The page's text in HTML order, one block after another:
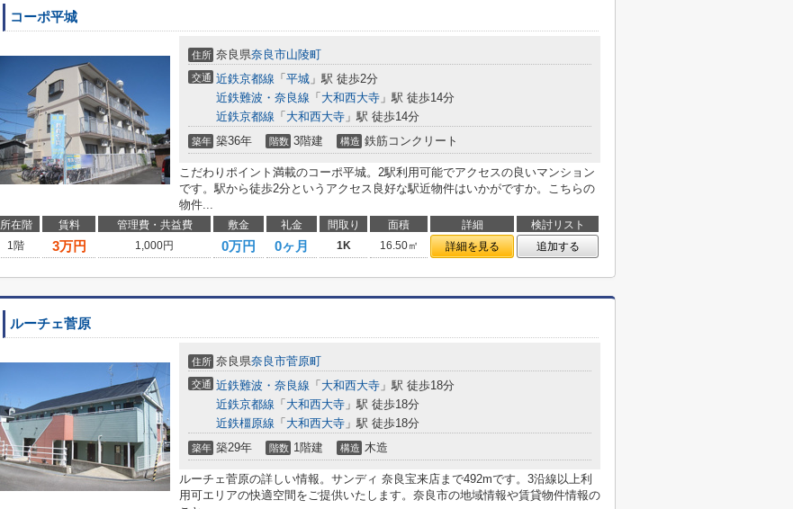
コーポ平城
住所 奈良県奈良市山陵町
交通 近鉄京都線 「 平城 」駅 徒歩2分
近鉄難波・奈良線 「 大和西大寺 」駅 徒歩14分
近鉄京都線 「 大和西大寺 」駅 徒歩14分
築年 築36年 階数 3階建 構造 鉄筋コンクリート
こだわりポイント満載のコーポ平城。2駅利用可能でアクセスの良いマンション
です。駅から徒歩2分というアクセス良好な駅近物件はいかがですか。こちらの
物件...
所在階 賃料 管理費・共益費 敷金 礼金 間取り 面積 詳細
検討リスト
1階
3万円 1,000円 0万円 0ヶ月 1K 16.50㎡ 詳細を見る 追加する
ルーチェ菅原
住所 奈良県奈良市菅原町
交通 近鉄難波・奈良線 「 大和西大寺 」駅 徒歩18分
近鉄京都線 「 大和西大寺 」駅 徒歩18分
近鉄橿原線 「 大和西大寺 」駅 徒歩18分
築年 築29年 階数 1階建 構造 木造
ルーチェ菅原の詳しい情報。サンディ 奈良宝来店まで492mです。3沿線以上利
用可エリアの快適空間をご提供いたします。奈良市の地域情報や賃貸物件情報の